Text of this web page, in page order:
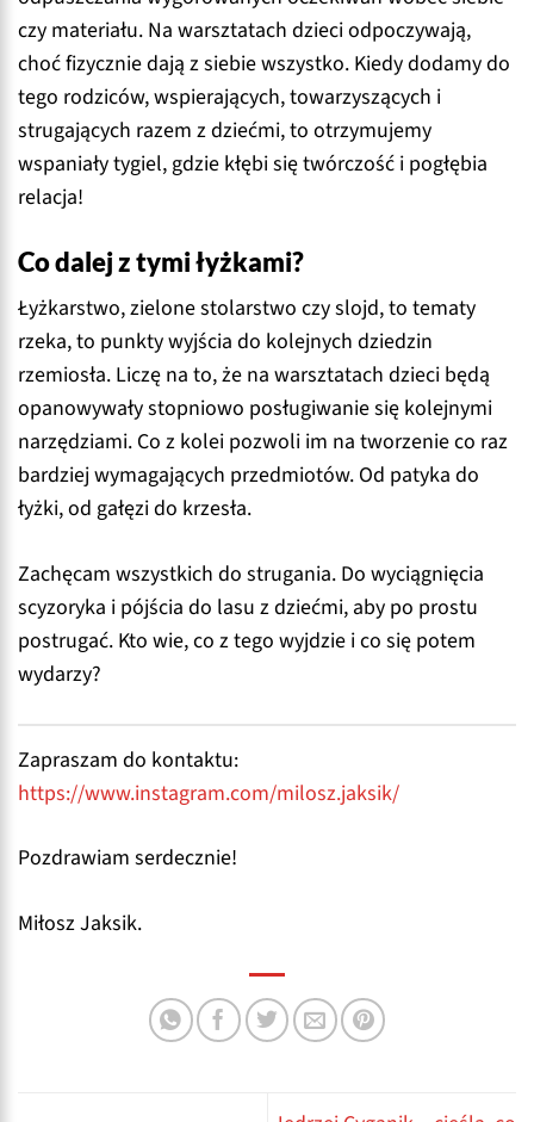
czy materiału. Na warsztatach dzieci odpoczywają,
choć fizycznie dają z siebie wszystko. Kiedy dodamy do
tego rodziców, wspierających, towarzyszących i
strugających razem z dziećmi, to otrzymujemy
wspaniały tygiel, gdzie kłębi się twórczość i pogłębia
relacja!
Co dalej z tymi łyżkami?
Łyżkarstwo, zielone stolarstwo czy slojd, to tematy
rzeka, to punkty wyjścia do kolejnych dziedzin
rzemiosła. Liczę na to, że na warsztatach dzieci będą
opanowywały stopniowo posługiwanie się kolejnymi
narzędziami. Co z kolei pozwoli im na tworzenie co raz
bardziej wymagających przedmiotów. Od patyka do
łyżki, od gałęzi do krzesła.
Zachęcam wszystkich do strugania. Do wyciągnięcia
scyzoryka i pójścia do lasu z dziećmi, aby po prostu
postrugać. Kto wie, co z tego wyjdzie i co się potem
wydarzy?
Zapraszam do kontaktu:
https://www.instagram.com/milosz.jaksik/
Pozdrawiam serdecznie!
Miłosz Jaksik.